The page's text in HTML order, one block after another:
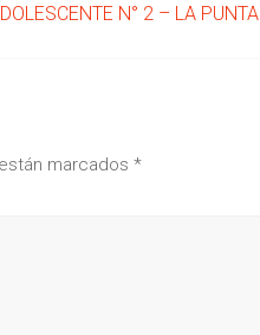
N° 2 – LA PUNTA
marcados*